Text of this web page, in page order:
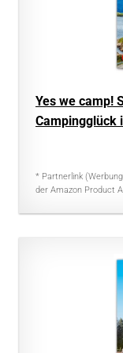
Yes we camp!
Campingglück
* Partnerlink
der Amazon Product